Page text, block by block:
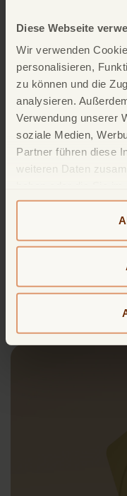
Diese Webseite
Wir verwenden
personalisieren,
zu können und die
analysieren.
Verwendung unserer
soziale Medien,
Partner führen diese
weiteren Daten
gesammelt haben.
finden Sie in unserer
Cookie-Policy. Das
Sie sind
✔ Verfolgen Sie
✔ Sichere Online-
✔ Greifen Sie
✔ Sperren oder
Die App ist
Laden Sie die App